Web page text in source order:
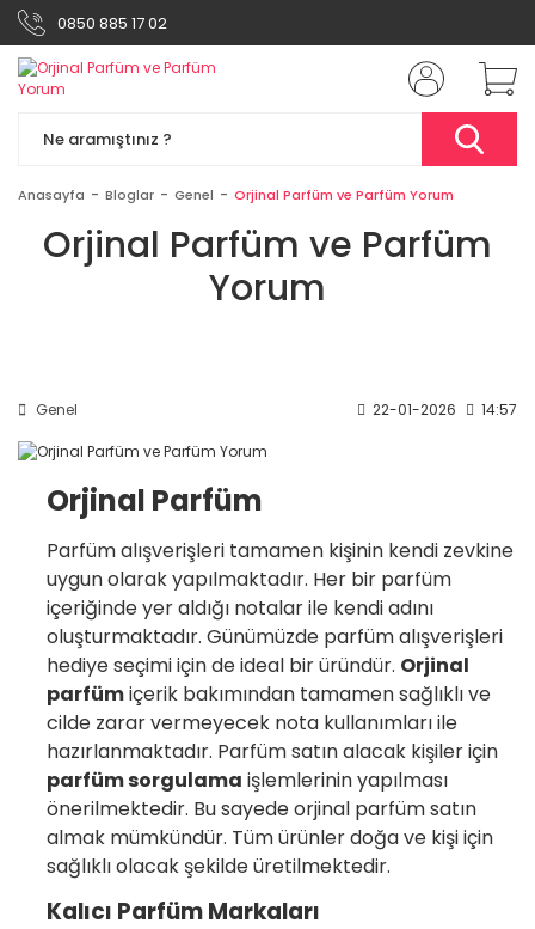
0850 885 17 02
Anasayfa Bloglar Genel Orjinal Parfüm ve Parfüm Yorum
Orjinal Parfüm ve Parfüm
Yorum
Genel 22-01-2026 14:57
Orjinal Parfüm
Parfüm alışverişleri tamamen kişinin kendi zevkine
uygun olarak yapılmaktadır. Her bir parfüm
içeriğinde yer aldığı notalar ile kendi adını
oluşturmaktadır. Günümüzde parfüm alışverişleri
hediye seçimi için de ideal bir üründür. Orjinal
parfümiçerik bakımından tamamen sağlıklı ve
cilde zarar vermeyecek nota kullanımları ile
hazırlanmaktadır. Parfüm satın alacak kişiler için
parfüm sorgulama işlemlerinin yapılması
önerilmektedir. Bu sayede orjinal parfüm satın
almak mümkündür. Tüm ürünler doğa ve kişi için
sağlıklı olacak şekilde üretilmektedir.
Kalıcı Parfüm Markaları